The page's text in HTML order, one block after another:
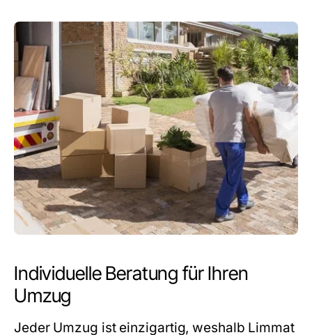
Individuelle Beratung für Ihren
Umzug
Jeder Umzug ist einzigartig, weshalb Limmat